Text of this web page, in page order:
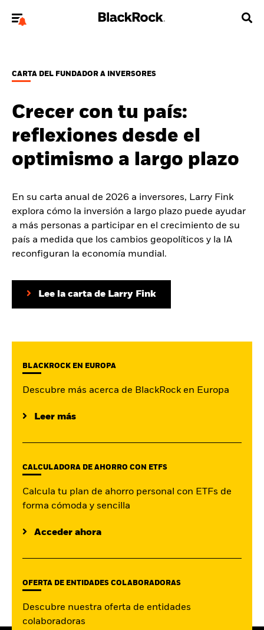
¿No eres un inversor particular? Para acceder a contenido más
relevante, por favor, actualiza
Quiénes somos
Educación
Particulares
BlackRock
iShares
Aladdin
CARTA DEL FUNDADOR A INVERSORES
Crecer con tu país:
reflexiones desde el
optimismo a largo plazo
En su carta anual de 2026 a inversores, Larry Fink
explora cómo la inversión a largo plazo puede ayudar
a más personas a participar en el crecimiento de su
país a medida que los cambios geopolíticos y la IA
reconfiguran la economía mundial.
Lee la carta de Larry Fink
BLACKROCK EN EUROPA
Descubre más acerca de BlackRock en Europa
Leer más
CALCULADORA DE AHORRO CON ETFS
Calcula tu plan de ahorro personal con ETFs de
forma cómoda y sencilla
Acceder ahora
OFERTA DE ENTIDADES COLABORADORAS
Descubre nuestra oferta de entidades
colaboradoras